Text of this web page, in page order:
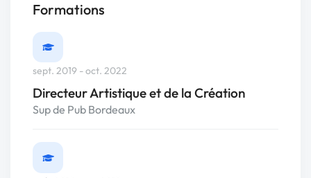
Formations
sept. 2019 - oct. 2022
Directeur Artistique et de la Création
Sup de Pub Bordeaux